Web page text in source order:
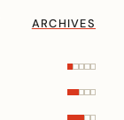
ARCHIVES